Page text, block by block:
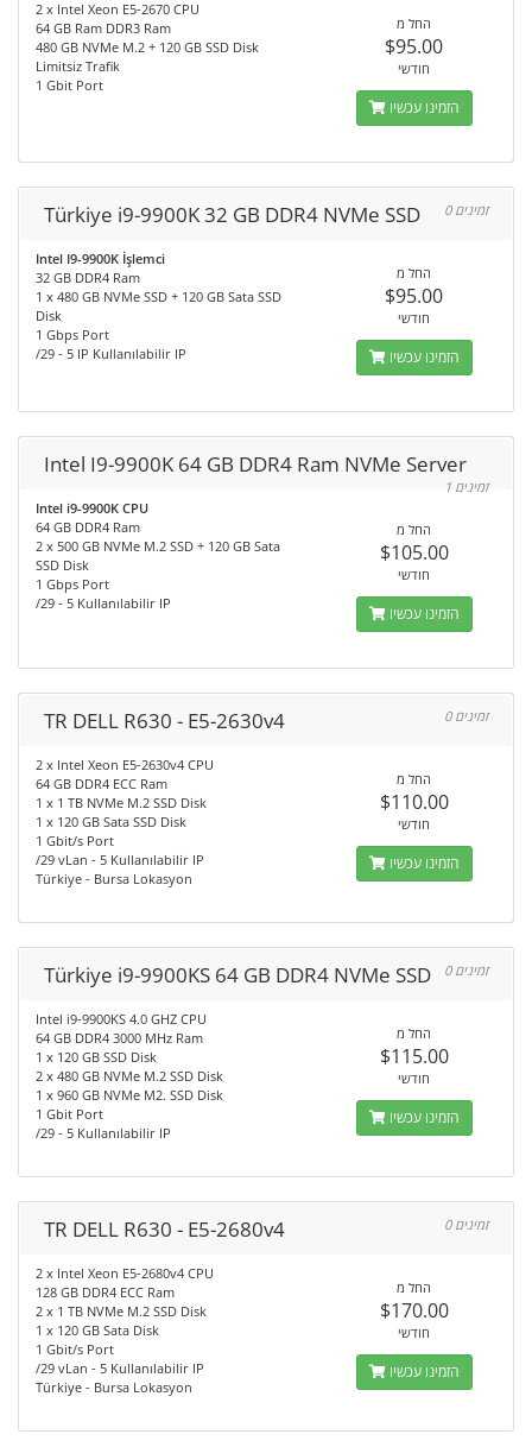
2 x Intel Xeon E5-2670 CPU
64 GB Ram DDR3 Ram
480 GB NVMe M.2 + 120 GB SSD Disk
Limitsiz Trafik
1 Gbit Port
החל מ
$95.00
חודשי
הזמינו עכשיו
Türkiye i9-9900K 32 GB DDR4 NVMe SSD 0 זמינים
Intel I9-9900K İşlemci
32 GB DDR4 Ram
1 x 480 GB NVMe SSD + 120 GB Sata SSD
Disk
1 Gbps Port
/29 - 5 IP Kullanılabilir IP
החל מ
$95.00
חודשי
הזמינו עכשיו
Intel I9-9900K 64 GB DDR4 Ram NVMe Server
1 זמינים
Intel i9-9900K CPU
64 GB DDR4 Ram
2 x 500 GB NVMe M.2 SSD + 120 GB Sata
SSD Disk
1 Gbps Port
/29 - 5 Kullanılabilir IP
החל מ
$105.00
חודשי
הזמינו עכשיו
TR DELL R630 - E5-2630v4 0 זמינים
2 x Intel Xeon E5-2630v4 CPU
64 GB DDR4 ECC Ram
1 x 1 TB NVMe M.2 SSD Disk
1 x 120 GB Sata SSD Disk
1 Gbit/s Port
/29 vLan - 5 Kullanılabilir IP
Türkiye - Bursa Lokasyon
החל מ
$110.00
חודשי
הזמינו עכשיו
Türkiye i9-9900KS 64 GB DDR4 NVMe SSD 0 זמינים
Intel i9-9900KS 4.0 GHZ CPU
64 GB DDR4 3000 MHz Ram
1 x 120 GB SSD Disk
2 x 480 GB NVMe M.2 SSD Disk
1 x 960 GB NVMe M2. SSD Disk
1 Gbit Port
/29 - 5 Kullanılabilir IP
החל מ
$115.00
חודשי
הזמינו עכשיו
TR DELL R630 - E5-2680v4 0 זמינים
2 x Intel Xeon E5-2680v4 CPU
128 GB DDR4 ECC Ram
2 x 1 TB NVMe M.2 SSD Disk
1 x 120 GB Sata Disk
1 Gbit/s Port
/29 vLan - 5 Kullanılabilir IP
Türkiye - Bursa Lokasyon
החל מ
$170.00
חודשי
הזמינו עכשיו